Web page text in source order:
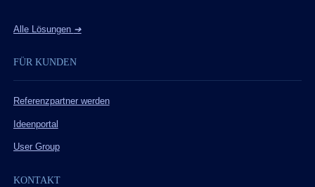
Alle Lösungen ➔
FÜR KUNDEN
Referenzpartner werden
Ideenportal
User Group
KONTAKT